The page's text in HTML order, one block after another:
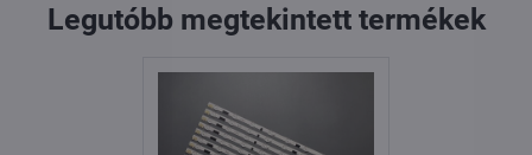
Legutóbb megtekintett termékek